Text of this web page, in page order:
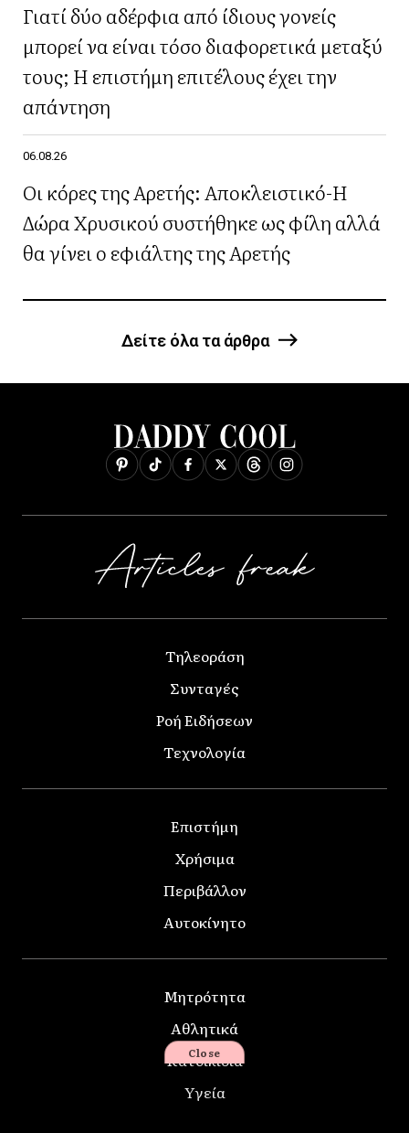
Γιατί δύο αδέρφια από ίδιους γονείς
μπορεί να είναι τόσο διαφορετικά μεταξύ
τους; Η επιστήμη επιτέλους έχει την
απάντηση
06.08.26
Οι κόρες της Αρετής: Αποκλειστικό-Η
Δώρα Χρυσικού συστήθηκε ως φίλη αλλά
θα γίνει ο εφιάλτης της Αρετής
Δείτε όλα τα άρθρα
Τηλεοράση
Συνταγές
Ροή Ειδήσεων
Τεχνολογία
Επιστήμη
Χρήσιμα
Περιβάλλον
Αυτοκίνητο
Μητρότητα
Αθλητικά
Κατοικίδια
Υγεία
Close